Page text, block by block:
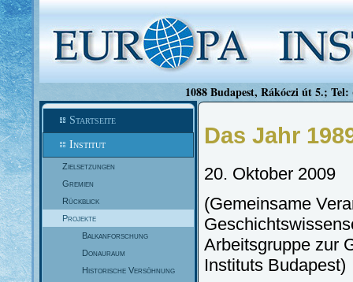
1088 Budapest, Rákóczi út 5.;
Startseite
Institut
Zielsetzungen
Gremien
Rückblick
Projekte
Balkanforschung
Donauraum
Historische Versöhnung
Das Jahr
20. Oktober 2009
(Gemeinsame
Arbeitsgruppe zur
Instituts Budapest)